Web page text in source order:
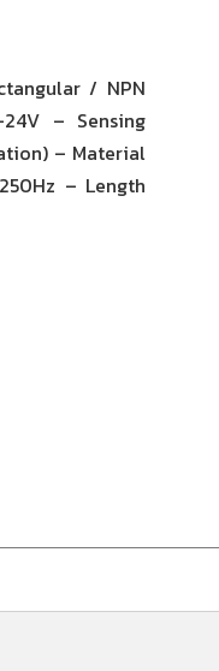
/ NPN
– Sensing
– Material
– Length